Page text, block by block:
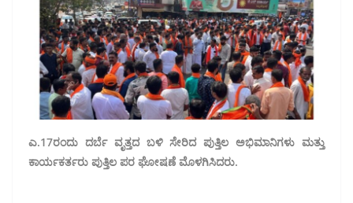
ಎ.17ರಂದು ದರ್ಬೆ ವೃತ್ತದ ಬಳಿ ಸೇರಿದ ಪುತ್ತಿಲ ಅಭಿಮಾನಿಗಳು ಮತ್ತು
ಕಾರ್ಯಕರ್ತರು ಪುತ್ತಿಲ ಪರ ಘೋಷಣೆ ಮೊಳಗಿಸಿದರು.